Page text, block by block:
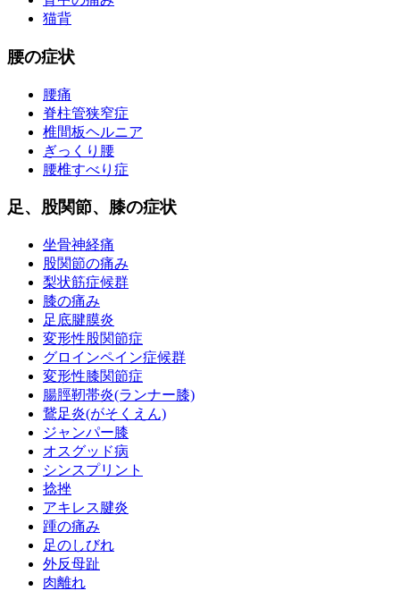
猫背
腰の症状
腰痛
脊柱管狭窄症
椎間板ヘルニア
ぎっくり腰
腰椎すべり症
足、股関節、膝の症状
坐骨神経痛
股関節の痛み
梨状筋症候群
膝の痛み
足底腱膜炎
変形性股関節症
グロインペイン症候群
変形性膝関節症
腸脛靭帯炎(ランナー膝)
鵞足炎(がそくえん)
ジャンパー膝
オスグッド病
シンスプリント
捻挫
アキレス腱炎
踵の痛み
足のしびれ
外反母趾
肉離れ